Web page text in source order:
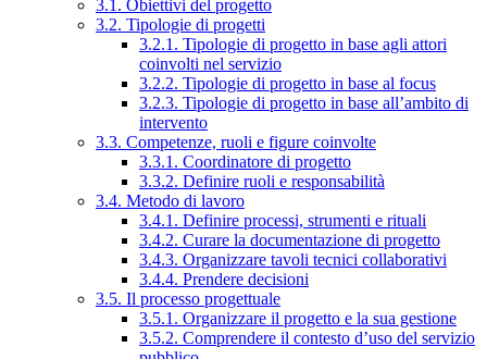
3.1. Obiettivi del progetto
3.2. Tipologie di progetti
3.2.1. Tipologie di progetto in base agli attori
coinvolti nel servizio
3.2.2. Tipologie di progetto in base al focus
3.2.3. Tipologie di progetto in base all’ambito di
intervento
3.3. Competenze, ruoli e figure coinvolte
3.3.1. Coordinatore di progetto
3.3.2. Definire ruoli e responsabilità
3.4. Metodo di lavoro
3.4.1. Definire processi, strumenti e rituali
3.4.2. Curare la documentazione di progetto
3.4.3. Organizzare tavoli tecnici collaborativi
3.4.4. Prendere decisioni
3.5. Il processo progettuale
3.5.1. Organizzare il progetto e la sua gestione
3.5.2. Comprendere il contesto d’uso del servizio